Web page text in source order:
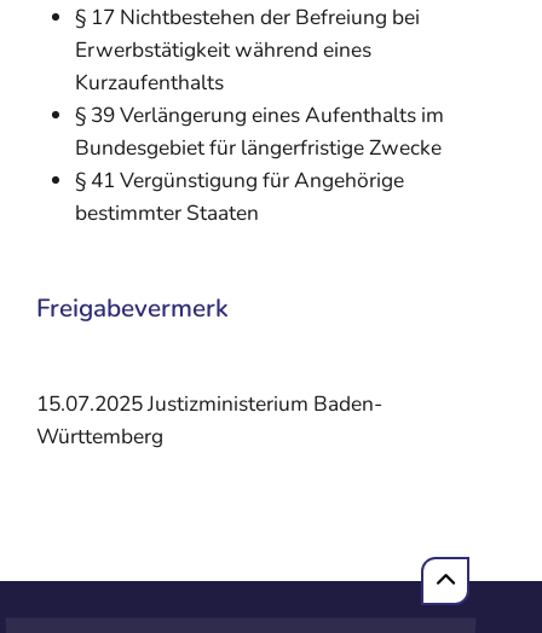
§ 17 Nichtbestehen der Befreiung bei
Erwerbstätigkeit während eines
Kurzaufenthalts
§ 39 Verlängerung eines Aufenthalts im
Bundesgebiet für längerfristige Zwecke
§ 41 Vergünstigung für Angehörige
bestimmter Staaten
Freigabevermerk
15.07.2025 Justizministerium Baden-
Württemberg